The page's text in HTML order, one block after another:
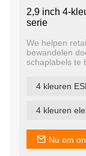
2,9 inch 4-
serie
We helpen
bewandelen
schaplabels te
Deze digitale
transformatie
4 kleuren ESL
Nu om